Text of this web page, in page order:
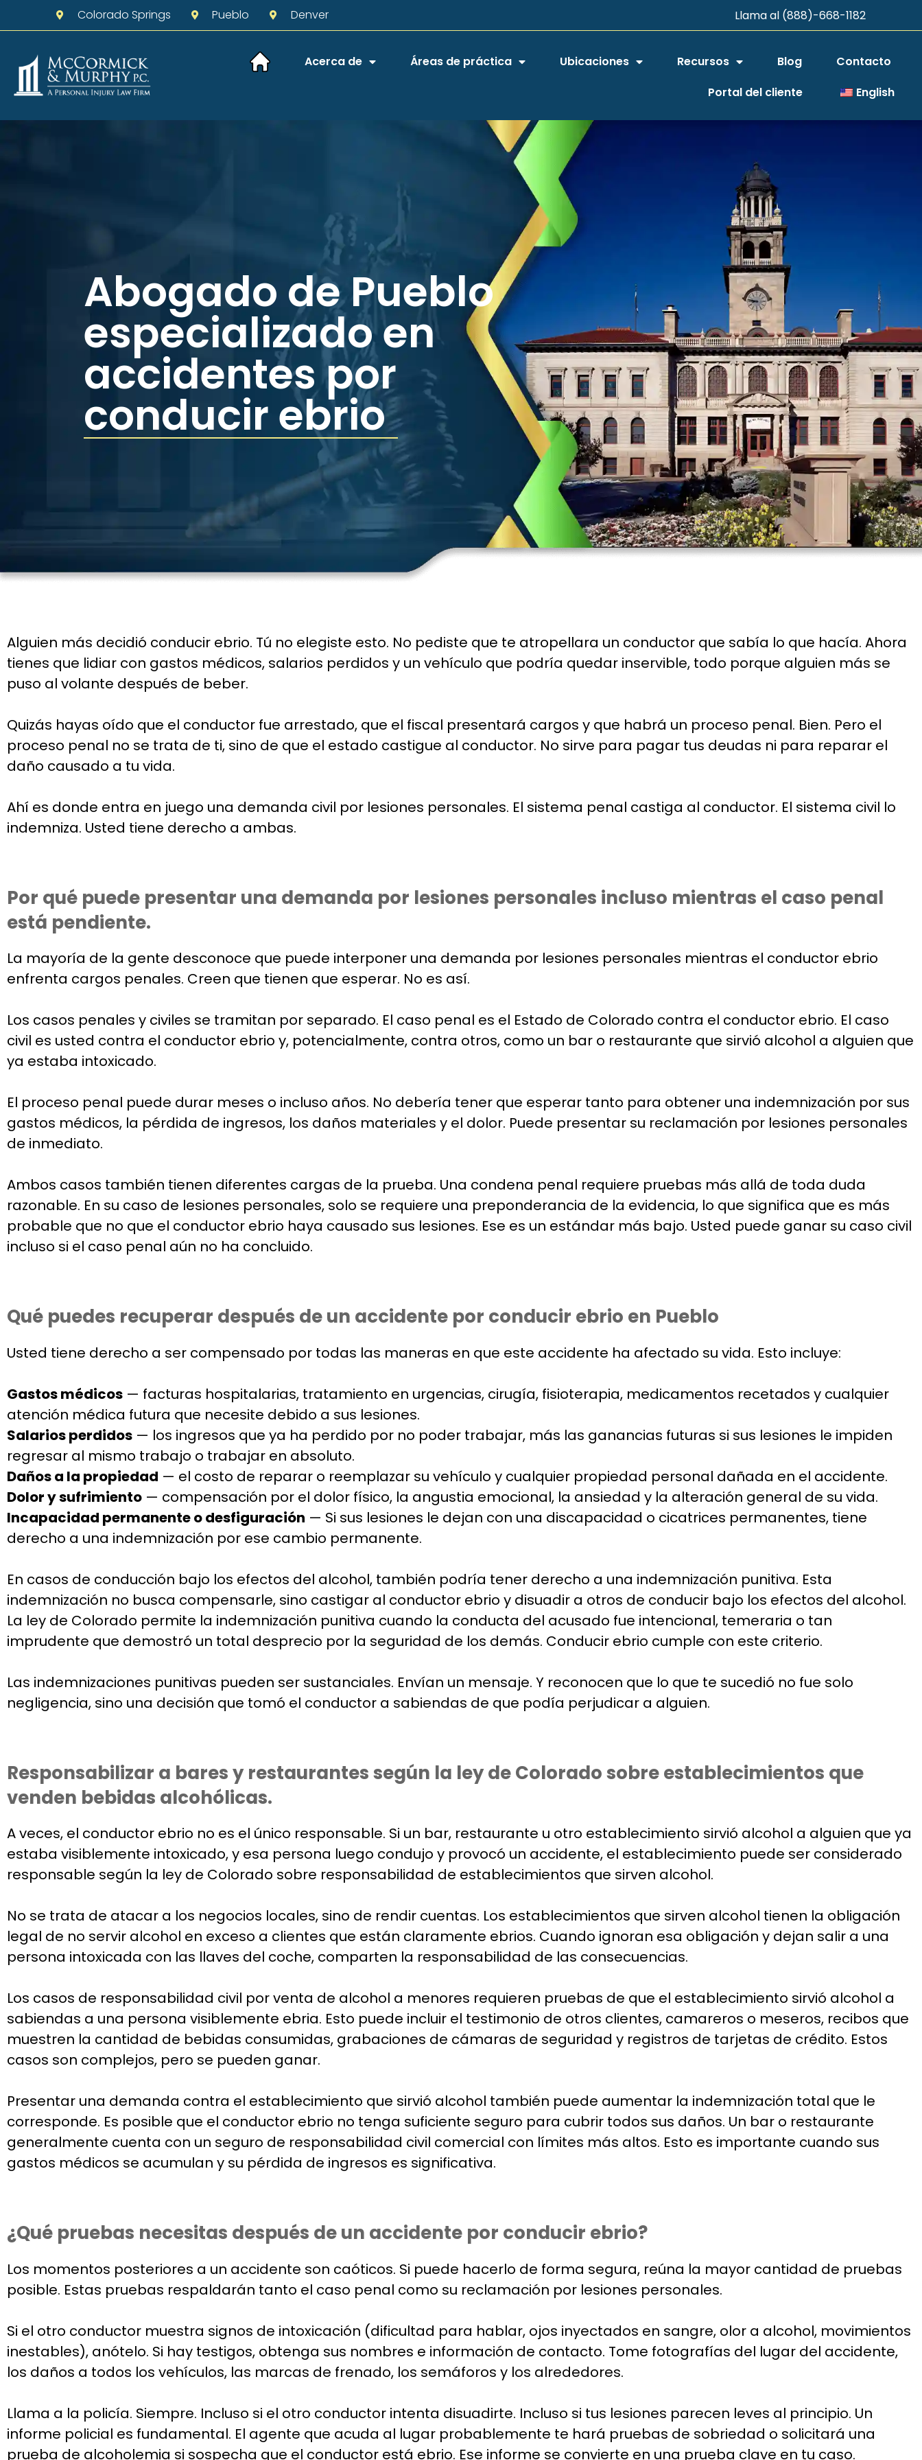
Colorado Springs Pueblo Denver Llama al (888)-668-1182
Acerca de Áreas de práctica Ubicaciones Recursos Blog
Contacto
Portal del cliente
English
Abogado de Pueblo
especializado en
accidentes por
conducir ebrio
Alguien más decidió conducir ebrio. Tú no elegiste esto. No pediste que te atropellara un conductor que sabía lo que hacía. Ahora
tienes que lidiar con gastos médicos, salarios perdidos y un vehículo que podría quedar inservible, todo porque alguien más se
puso al volante después de beber.
Quizás hayas oído que el conductor fue arrestado, que el fiscal presentará cargos y que habrá un proceso penal. Bien. Pero el
proceso penal no se trata de ti, sino de que el estado castigue al conductor. No sirve para pagar tus deudas ni para reparar el
daño causado a tu vida.
Ahí es donde entra en juego una demanda civil por lesiones personales. El sistema penal castiga al conductor. El sistema civil lo
indemniza. Usted tiene derecho a ambas.
Por qué puede presentar una demanda por lesiones personales incluso mientras el caso penal
está pendiente.
La mayoría de la gente desconoce que puede interponer una demanda por lesiones personales mientras el conductor ebrio
enfrenta cargos penales. Creen que tienen que esperar. No es así.
Los casos penales y civiles se tramitan por separado. El caso penal es el Estado de Colorado contra el conductor ebrio. El caso
civil es usted contra el conductor ebrio y, potencialmente, contra otros, como un bar o restaurante que sirvió alcohol a alguien que
ya estaba intoxicado.
El proceso penal puede durar meses o incluso años. No debería tener que esperar tanto para obtener una indemnización por sus
gastos médicos, la pérdida de ingresos, los daños materiales y el dolor. Puede presentar su reclamación por lesiones personales
de inmediato.
Ambos casos también tienen diferentes cargas de la prueba. Una condena penal requiere pruebas más allá de toda duda
razonable. En su caso de lesiones personales, solo se requiere una preponderancia de la evidencia, lo que significa que es más
probable que no que el conductor ebrio haya causado sus lesiones. Ese es un estándar más bajo. Usted puede ganar su caso civil
incluso si el caso penal aún no ha concluido.
Qué puedes recuperar después de un accidente por conducir ebrio en Pueblo
Usted tiene derecho a ser compensado por todas las maneras en que este accidente ha afectado su vida. Esto incluye:
Gastos médicos — facturas hospitalarias, tratamiento en urgencias, cirugía, fisioterapia, medicamentos recetados y cualquier
atención médica futura que necesite debido a sus lesiones.
Salarios perdidos — los ingresos que ya ha perdido por no poder trabajar, más las ganancias futuras si sus lesiones le impiden
regresar al mismo trabajo o trabajar en absoluto.
Daños a la propiedad — el costo de reparar o reemplazar su vehículo y cualquier propiedad personal dañada en el accidente.
Dolor y sufrimiento — compensación por el dolor físico, la angustia emocional, la ansiedad y la alteración general de su vida.
Incapacidad permanente o desfiguración — Si sus lesiones le dejan con una discapacidad o cicatrices permanentes, tiene
derecho a una indemnización por ese cambio permanente.
En casos de conducción bajo los efectos del alcohol, también podría tener derecho a una indemnización punitiva. Esta
indemnización no busca compensarle, sino castigar al conductor ebrio y disuadir a otros de conducir bajo los efectos del alcohol.
La ley de Colorado permite la indemnización punitiva cuando la conducta del acusado fue intencional, temeraria o tan
imprudente que demostró un total desprecio por la seguridad de los demás. Conducir ebrio cumple con este criterio.
Las indemnizaciones punitivas pueden ser sustanciales. Envían un mensaje. Y reconocen que lo que te sucedió no fue solo
negligencia, sino una decisión que tomó el conductor a sabiendas de que podía perjudicar a alguien.
Responsabilizar a bares y restaurantes según la ley de Colorado sobre establecimientos que
venden bebidas alcohólicas.
A veces, el conductor ebrio no es el único responsable. Si un bar, restaurante u otro establecimiento sirvió alcohol a alguien que ya
estaba visiblemente intoxicado, y esa persona luego condujo y provocó un accidente, el establecimiento puede ser considerado
responsable según la ley de Colorado sobre responsabilidad de establecimientos que sirven alcohol.
No se trata de atacar a los negocios locales, sino de rendir cuentas. Los establecimientos que sirven alcohol tienen la obligación
legal de no servir alcohol en exceso a clientes que están claramente ebrios. Cuando ignoran esa obligación y dejan salir a una
persona intoxicada con las llaves del coche, comparten la responsabilidad de las consecuencias.
Los casos de responsabilidad civil por venta de alcohol a menores requieren pruebas de que el establecimiento sirvió alcohol a
sabiendas a una persona visiblemente ebria. Esto puede incluir el testimonio de otros clientes, camareros o meseros, recibos que
muestren la cantidad de bebidas consumidas, grabaciones de cámaras de seguridad y registros de tarjetas de crédito. Estos
casos son complejos, pero se pueden ganar.
Presentar una demanda contra el establecimiento que sirvió alcohol también puede aumentar la indemnización total que le
corresponde. Es posible que el conductor ebrio no tenga suficiente seguro para cubrir todos sus daños. Un bar o restaurante
generalmente cuenta con un seguro de responsabilidad civil comercial con límites más altos. Esto es importante cuando sus
gastos médicos se acumulan y su pérdida de ingresos es significativa.
¿Qué pruebas necesitas después de un accidente por conducir ebrio?
Los momentos posteriores a un accidente son caóticos. Si puede hacerlo de forma segura, reúna la mayor cantidad de pruebas
posible. Estas pruebas respaldarán tanto el caso penal como su reclamación por lesiones personales.
Si el otro conductor muestra signos de intoxicación (dificultad para hablar, ojos inyectados en sangre, olor a alcohol, movimientos
inestables), anótelo. Si hay testigos, obtenga sus nombres e información de contacto. Tome fotografías del lugar del accidente,
los daños a todos los vehículos, las marcas de frenado, los semáforos y los alrededores.
Llama a la policía. Siempre. Incluso si el otro conductor intenta disuadirte. Incluso si tus lesiones parecen leves al principio. Un
informe policial es fundamental. El agente que acuda al lugar probablemente te hará pruebas de sobriedad o solicitará una
prueba de alcoholemia si sospecha que el conductor está ebrio. Ese informe se convierte en una prueba clave en tu caso.